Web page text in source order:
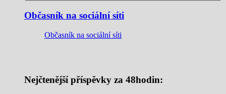
Občasník na sociální síti
Občasník na sociální síti
Nejčtenější příspěvky za 48hodin: